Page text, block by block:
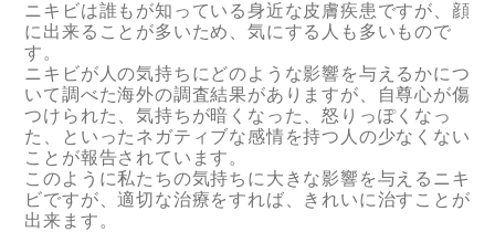
ニキビは誰もが知っている身近な皮膚疾患ですが、顔
に出来ることが多いため、気にする人も多いもので
す。
ニキビが人の気持ちにどのような影響を与えるかにつ
いて調べた海外の調査結果がありますが、自尊心が傷
つけられた、気持ちが暗くなった、怒りっぽくなっ
た、といったネガティブな感情を持つ人の少なくない
ことが報告されています。
このように私たちの気持ちに大きな影響を与えるニキ
ビですが、適切な治療をすれば、きれいに治すことが
出来ます。